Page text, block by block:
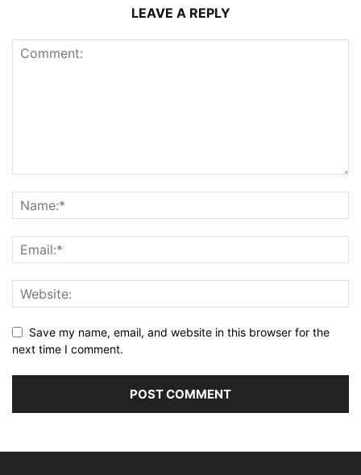
LEAVE A REPLY
Save my name, email, and website in this browser for the
next time I comment.